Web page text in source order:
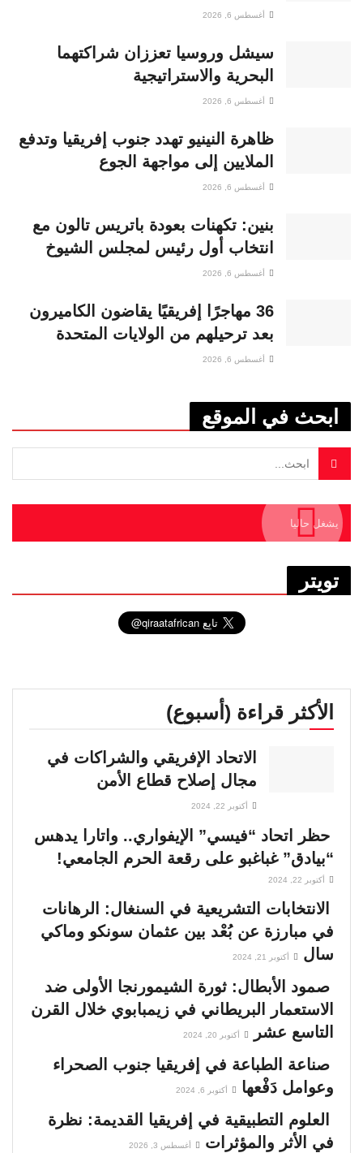
أغسطس 6, 2026
سيشل وروسيا تعززان شراكتهما
البحرية والاستراتيجية
أغسطس 6, 2026
ظاهرة النينيو تهدد جنوب إفريقيا وتدفع
الملايين إلى مواجهة الجوع
أغسطس 6, 2026
بنين: تكهنات بعودة باتريس تالون مع
انتخاب أول رئيس لمجلس الشيوخ
أغسطس 6, 2026
36 مهاجرًا إفريقيًا يقاضون الكاميرون
بعد ترحيلهم من الولايات المتحدة
أغسطس 6, 2026
ابحث في الموقع
يشغل حاليا
تويتر
الأكثر قراءة (أسبوع)
الاتحاد الإفريقي والشراكات في
مجال إصلاح قطاع الأمن
أكتوبر 22, 2024
حظر اتحاد “فيسي” الإيفواري.. واتارا يدهس
“بيادق” غباغبو على رقعة الحرم الجامعي!
أكتوبر 22, 2024
الانتخابات التشريعية في السنغال: الرهانات
في مبارزة عن بُعْد بين عثمان سونكو وماكي
سال
أكتوبر 21, 2024
صمود الأبطال: ثورة الشيمورنجا الأولى ضد
الاستعمار البريطاني في زيمبابوي خلال القرن
التاسع عشر
أكتوبر 20, 2024
صناعة الطباعة في إفريقيا جنوب الصحراء
وعوامل دَفْعها
أكتوبر 6, 2024
العلوم التطبيقية في إفريقيا القديمة: نظرة
في الأثر والمؤثرات
أغسطس 3, 2026